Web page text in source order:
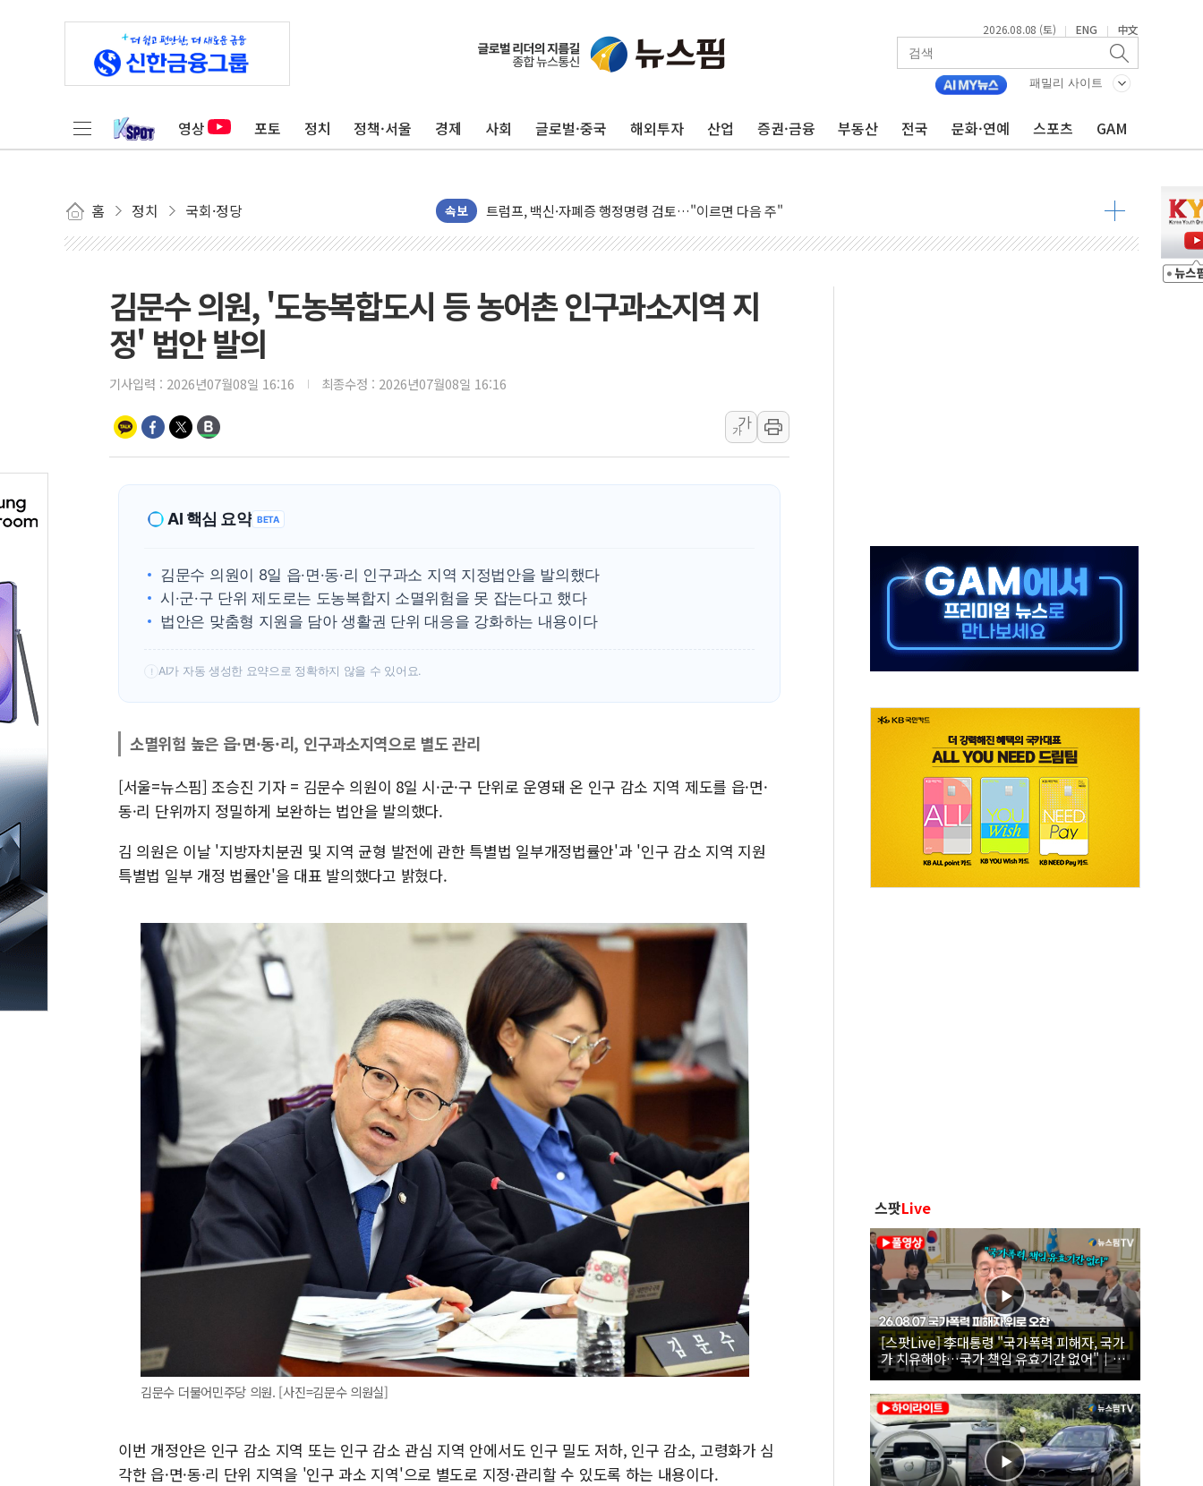
2026.08.08 (토) | ENG | 中文
패밀리 사이트
영상 포토 정치 정책·서울 경제 사회 글로벌·중국 해외투자 산업 증권·금융 부동산 전국 문화·연예 스포츠 GAM
홈 정치 국회·정당 속보
뉴욕증시, 고용 쇼크에 금리 인상 우려 후퇴…S&P500 최고치
트럼프, 쿡 연준 이사 해임 재추진…"26일까지 의혹 소명" 요구
미 연준 매파 기세 꺾이나…고용 감소에 9월 동결 전망 우세
[종합] 이슬람 수니파 3국, '공동방위협정' 체결… 이스라엘·이란 위협에 맞설 자체 억지력 강화
美 항소법원, 백악관 무도회장 공사 중단 명령…트럼프 제동
이란 핵심 원유 수출항 '하르그섬', 최근 1주일 이상 '올스톱'… 美 해상봉쇄 영향
[AI MY 뉴스] 뉴욕 반도체주 프리뷰...美 고용 쇼크에 반도체주 '활짝'
뉴욕증시 프리뷰, 美 고용 쇼크에 금리 인상 우려 후퇴…나스닥 선물 1%대 상승
보훈부, 미 DPAA와 MOU… "6·25 미군 실종자 7359명 끝까지 찾겠다"
트럼프 "금리 내려야"…파월 때와 달리 워시엔 톤 낮춰
김문수 의원, '도농복합도시 등 농어촌 인구과소지역 지
정' 법안 발의
기사입력 : 2026년07월08일 16:16 최종수정 : 2026년07월08일 16:16
가
가
AI 핵심 요약 BETA
김문수 의원이 8일 읍·면·동·리 인구과소 지역 지정법안을 발의했다
시·군·구 단위 제도로는 도농복합지 소멸위험을 못 잡는다고 했다
법안은 맞춤형 지원을 담아 생활권 단위 대응을 강화하는 내용이다
! AI가 자동 생성한 요약으로 정확하지 않을 수 있어요.
소멸위험 높은 읍·면·동·리, 인구과소지역으로 별도 관리
[서울=뉴스핌] 조승진 기자 = 김문수 의원이 8일 시·군·구 단위로 운영돼 온 인구 감소 지역 제도를 읍·면·
동·리 단위까지 정밀하게 보완하는 법안을 발의했다.
김 의원은 이날 '지방자치분권 및 지역 균형 발전에 관한 특별법 일부개정법률안'과 '인구 감소 지역 지원
특별법 일부 개정 법률안'을 대표 발의했다고 밝혔다.
김문수 더불어민주당 의원. [사진=김문수 의원실]
이번 개정안은 인구 감소 지역 또는 인구 감소 관심 지역 안에서도 인구 밀도 저하, 인구 감소, 고령화가 심
각한 읍·면·동·리 단위 지역을 '인구 과소 지역'으로 별도로 지정·관리할 수 있도록 하는 내용이다.
스팟Live
[스팟Live] 李대통령 "국가폭력 피해자, 국가
가 치유해야…국가 책임 유효기간 없어"｜
26.08.07 국가폭력 피해자 위로 오찬